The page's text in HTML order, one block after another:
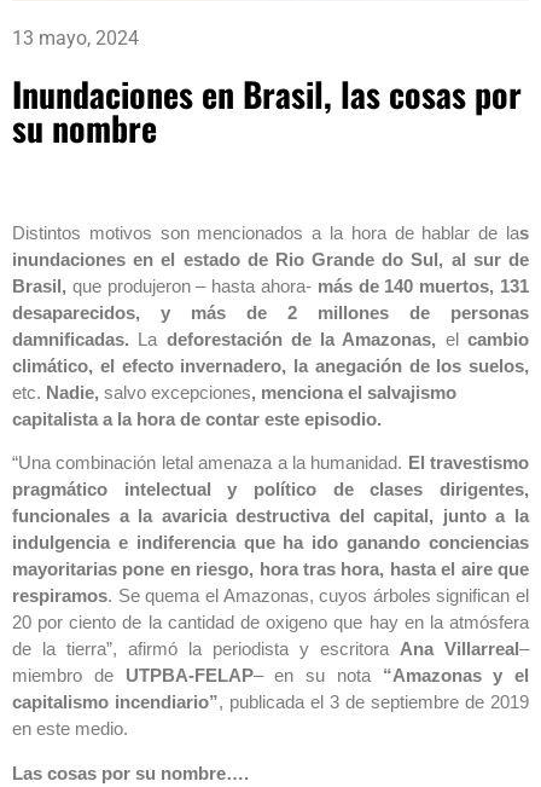
13 mayo, 2024
Inundaciones en Brasil, las cosas por
su nombre
Distintos motivos son mencionados a la hora de hablar de las
inundaciones en el estado de Rio Grande do Sul, al sur de
Brasil, que produjeron – hasta ahora- más de 140 muertos, 131
desaparecidos, y más de 2 millones de personas
damnificadas. La deforestación de la Amazonas, elcambio
climático, el efecto invernadero, la anegación de los suelos,
etc. Nadie, salvo excepciones, menciona el salvajismo
capitalista a la hora de contar este episodio.
“Una combinación letal amenaza a la humanidad. El travestismo
pragmático intelectual y político de clases dirigentes,
funcionales a la avaricia destructiva del capital, junto a la
indulgencia e indiferencia que ha ido ganando conciencias
mayoritarias pone en riesgo, hora tras hora, hasta el aire que
respiramos. Se quema el Amazonas, cuyos árboles significan el
20 por ciento de la cantidad de oxigeno que hay en la atmósfera
de la tierra”, afirmó la periodista y escritora Ana Villarreal–
miembro de UTPBA-FELAP– en su nota “Amazonas y el
capitalismo incendiario”, publicada el 3 de septiembre de 2019
en este medio.
Las cosas por su nombre….